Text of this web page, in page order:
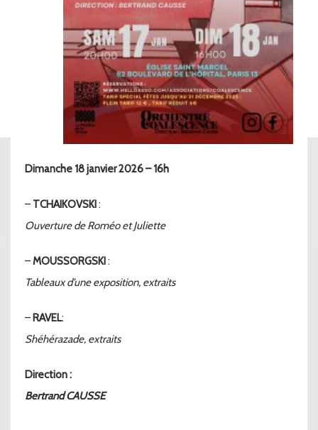
Dimanche 18 janvier 2026 – 16h
– TCHAIKOVSKI:
Ouverture de Roméo et Juliette
–MOUSSORGSKI:
Tableaux d’une exposition, extraits
– RAVEL:
Shéhérazade, extraits
Direction :
Bertrand CAUSSE